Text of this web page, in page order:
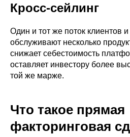
Кросс-сейлинг
Один и тот же поток клиентов
обслуживают несколько
снижает себестоимость
оставляет инвестору более
той же марже.
Что такое прямая
факторинговая